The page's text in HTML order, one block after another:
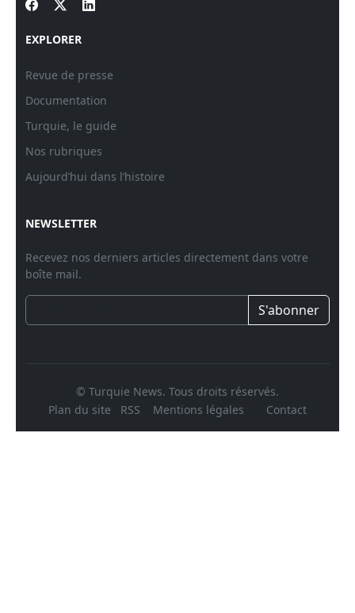
EXPLORER
Revue de presse
Documentation
Turquie, le guide
Nos rubriques
Aujourd’hui dans l’histoire
NEWSLETTER
Recevez nos derniers articles directement dans votre
boîte mail.
S'abonner
© Turquie News. Tous droits réservés.
Plan du site
RSS Mentions légales Contact